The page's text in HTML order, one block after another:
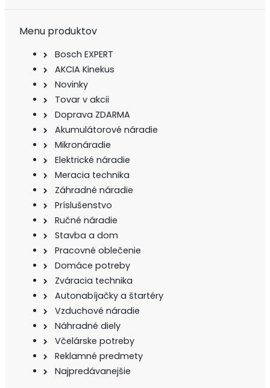
Menu produktov
Bosch EXPERT
AKCIA Kinekus
Novinky
Tovar v akcii
Doprava ZDARMA
Akumulátorové náradie
Mikronáradie
Elektrické náradie
Meracia technika
Záhradné náradie
Príslušenstvo
Ručné náradie
Stavba a dom
Pracovné oblečenie
Domáce potreby
Zváracia technika
Autonabíjačky a štartéry
Vzduchové náradie
Náhradné diely
Včelárske potreby
Reklamné predmety
Najpredávanejšie